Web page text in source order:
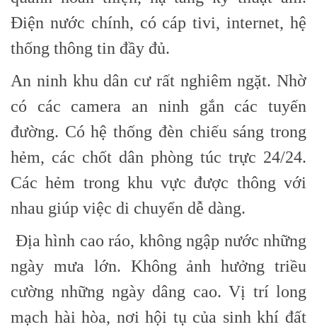
Điện nước chính, có cáp tivi, internet, hệ
thống thông tin đầy đủ.
An ninh khu dân cư rất nghiêm ngặt. Nhờ
có các camera an ninh gắn các tuyến
đường. Có hệ thống đèn chiếu sáng trong
hẻm, các chốt dân phòng túc trực 24/24.
Các hẻm trong khu vực được thông với
nhau giúp việc di chuyển dễ dàng.
Địa hình cao ráo, không ngập nước những
ngày mưa lớn. Không ảnh hưởng triều
cường những ngày dâng cao. Vị trí long
mạch hài hòa, nơi hội tụ của sinh khí đất